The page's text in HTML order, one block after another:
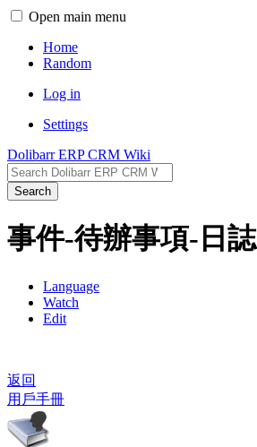
Open main menu
Home
Random
Log in
Settings
Dolibarr ERP CRM Wiki
Search
事件-待辦事項-日誌
Language
Watch
Edit
返回
用戶手冊